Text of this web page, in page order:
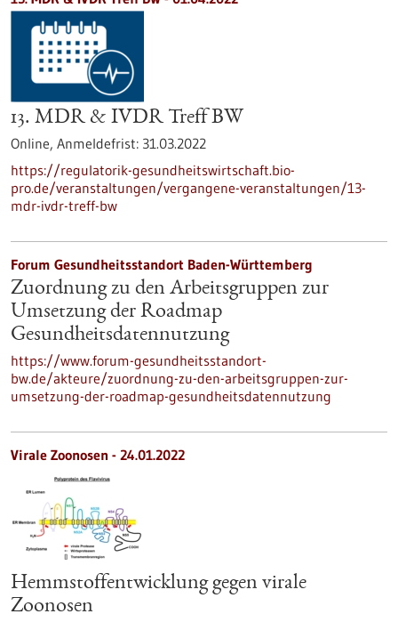
13. MDR & IVDR Treff BW
Online, Anmeldefrist: 31.03.2022
https://regulatorik-gesundheitswirtschaft.bio-
pro.de/veranstaltungen/vergangene-veranstaltungen/13-
mdr-ivdr-treff-bw
Forum Gesundheitsstandort Baden-Württemberg
Zuordnung zu den Arbeitsgruppen zur
Umsetzung der Roadmap
Gesundheitsdatennutzung
https://www.forum-gesundheitsstandort-
bw.de/akteure/zuordnung-zu-den-arbeitsgruppen-zur-
umsetzung-der-roadmap-gesundheitsdatennutzung
Virale Zoonosen - 24.01.2022
Hemmstoffentwicklung gegen virale
Zoonosen